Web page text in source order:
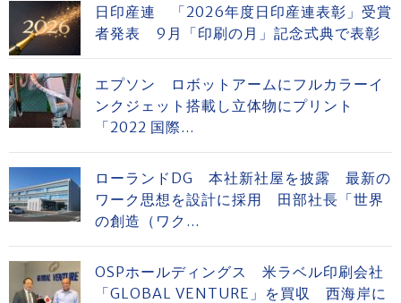
日印産連 「2026年度日印産連表彰」受賞
者発表 9月「印刷の月」記念式典で表彰
エプソン ロボットアームにフルカラーイ
ンクジェット搭載し立体物にプリント
「2022 国際...
ローランドDG 本社新社屋を披露 最新の
ワーク思想を設計に採用 田部社長「世界
の創造（ワク...
OSPホールディングス 米ラベル印刷会社
「GLOBAL VENTURE」を買収 西海岸に